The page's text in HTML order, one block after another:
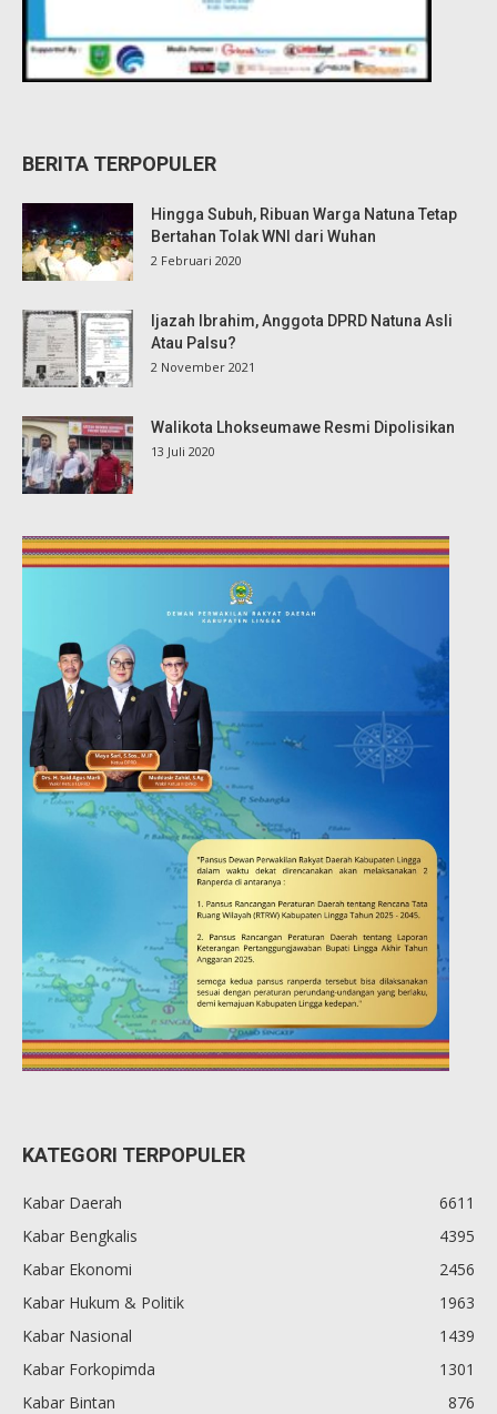
BERITA TERPOPULER
Hingga Subuh, Ribuan Warga Natuna Tetap
Bertahan Tolak WNI dari Wuhan
2 Februari 2020
Ijazah Ibrahim, Anggota DPRD Natuna Asli
Atau Palsu?
2 November 2021
Walikota Lhokseumawe Resmi Dipolisikan
13 Juli 2020
KATEGORI TERPOPULER
Kabar Daerah
6611
Kabar Bengkalis
4395
Kabar Ekonomi
2456
Kabar Hukum & Politik
1963
Kabar Nasional
1439
Kabar Forkopimda
1301
Kabar Bintan
876